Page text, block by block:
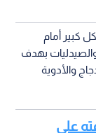
كبير أمام
والصيدليات بهدف
والأدوية
على